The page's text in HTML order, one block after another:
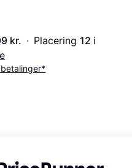
kr. · Placering 12 i